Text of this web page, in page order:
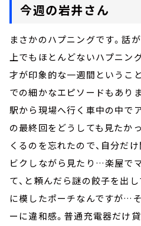
今週の岩井さん
まさかのハプニングです。話
上でもほとんどないハプニン
才が印象的な一週間というこ
での細かなエピソードもありま
駅から現場へ行く車中の中で
の最終回をどうしても見たか
くるのを忘れたので、自分だ
ビクしながら見たり…楽屋で
て、と頼んだら謎の餃子を出
に模したポーチなんですが…
ーに違和感。普通充電器だけ